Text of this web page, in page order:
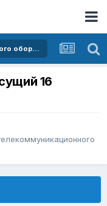
Покупка и продажа телекоммуникационного оборудования
16